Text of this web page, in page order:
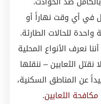
24/7 – اتصل في أي وقت نهاراً أو
للحالات الطارئة.
أننا نعرف الأنواع المحلية
الثعابين – ننقلها
عن المناطق السكنية،
الثعابين.